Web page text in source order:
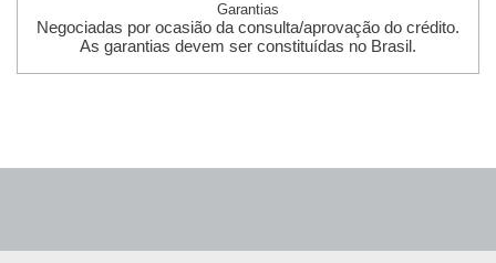
Garantias
Negociadas por ocasião da consulta/aprovação do crédito.
As garantias devem ser constituídas no Brasil.